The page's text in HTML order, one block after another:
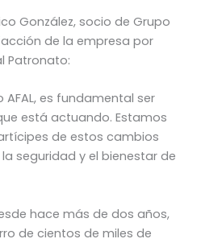
González, socio de Grupo
de la empresa por
Patronato:
AFAL, es fundamental ser
está actuando. Estamos
de estos cambios
seguridad y el bienestar de
hace más de dos años,
de cientos de miles de